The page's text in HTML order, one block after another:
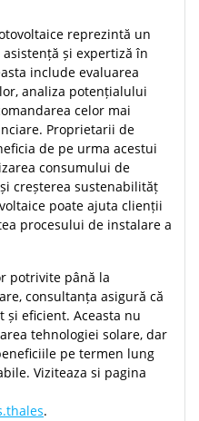
reprezintă un
și expertiză în
include evaluarea
analiza potențialului
celor mai
Proprietarii de
de pe urma acestui
consumului de
creșterea sustenabilităț
poate ajuta clienții
procesului de instalare a
potrivite până la
consultanța asigură că
și eficient. Aceasta nu
tehnologiei solare, dar
pe termen lung
Viziteaza si pagina
.